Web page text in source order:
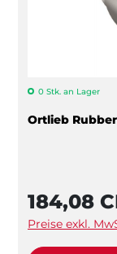
0 Stk. an Lager
Ortlieb
184,08
Preise exkl.